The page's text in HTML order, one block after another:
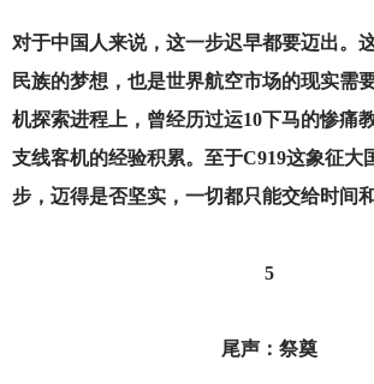
对于中国人来说，这一步迟早都要迈出。
民族的梦想，也是世界航空市场的现实需
机探索进程上，曾经历过运10下马的惨痛
支线客机的经验积累。至于C919这象征大
步，迈得是否坚实，一切都只能交给时间
5
尾声：祭奠